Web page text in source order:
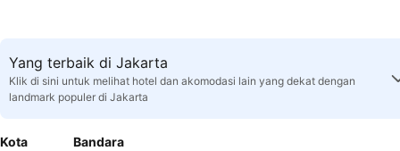
Yang terbaik di Jakarta
Klik di sini untuk melihat hotel dan akomodasi lain yang dekat dengan
landmark populer di Jakarta
Kota
Bandara